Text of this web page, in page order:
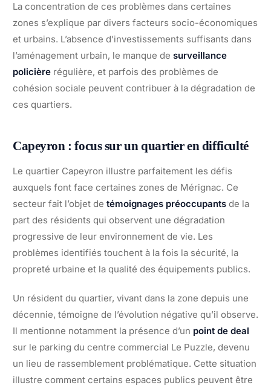
La concentration de ces problèmes dans certaines
zones s’explique par divers facteurs socio-économiques
et urbains. L’absence d’investissements suffisants dans
l’aménagement urbain, le manque de surveillance
policière régulière, et parfois des problèmes de
cohésion sociale peuvent contribuer à la dégradation de
ces quartiers.
Capeyron : focus sur un quartier en difficulté
Le quartier Capeyron illustre parfaitement les défis
auxquels font face certaines zones de Mérignac. Ce
secteur fait l’objet de témoignages préoccupants de la
part des résidents qui observent une dégradation
progressive de leur environnement de vie. Les
problèmes identifiés touchent à la fois la sécurité, la
propreté urbaine et la qualité des équipements publics.
Un résident du quartier, vivant dans la zone depuis une
décennie, témoigne de l’évolution négative qu’il observe.
Il mentionne notamment la présence d’un point de deal
sur le parking du centre commercial Le Puzzle, devenu
un lieu de rassemblement problématique. Cette situation
illustre comment certains espaces publics peuvent être